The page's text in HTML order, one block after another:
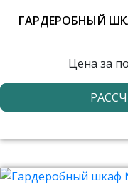
ГАРДЕРОБНЫЙ
Цена за